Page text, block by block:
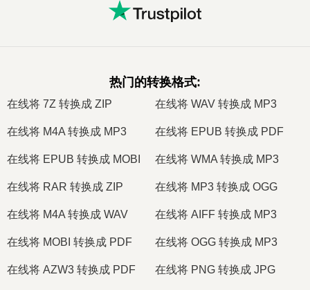
热门的转换格式:
在线将 7Z 转换成 ZIP 在线将 WAV 转换成 MP3
在线将 M4A 转换成 MP3 在线将 EPUB 转换成 PDF
在线将 EPUB 转换成 MOBI 在线将 WMA 转换成 MP3
在线将 RAR 转换成 ZIP 在线将 MP3 转换成 OGG
在线将 M4A 转换成 WAV 在线将 AIFF 转换成 MP3
在线将 MOBI 转换成 PDF 在线将 OGG 转换成 MP3
在线将 AZW3 转换成 PDF 在线将 PNG 转换成 JPG